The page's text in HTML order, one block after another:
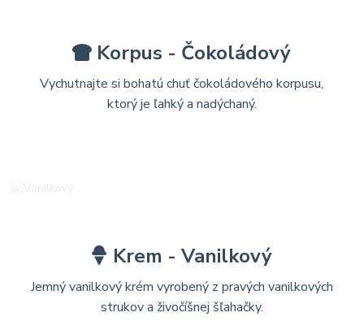
Korpus - Čokoládový
Vychutnajte si bohatú chuť čokoládového korpusu,
ktorý je ľahký a nadýchaný.
Krem - Vanilkový
Jemný vanilkový krém vyrobený z pravých vanilkových
strukov a živočíšnej šľahačky.